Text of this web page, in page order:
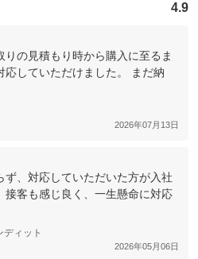
4.9
の見積もり時から購入に至るま
応していただけました。 まだ納
2026年07月13日
、対応していただいた方が入社
接客も感じ良く、一生懸命に対応
ィット
2026年05月06日